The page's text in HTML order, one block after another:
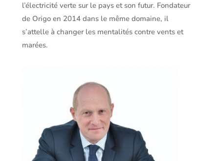
l’électricité verte sur le pays et son futur. Fondateur
de Origo en 2014 dans le même domaine, il
s’attelle à changer les mentalités contre vents et
marées.